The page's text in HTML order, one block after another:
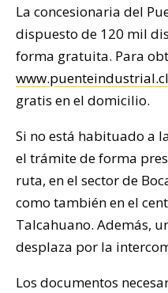
La concesionaria del
dispuesto de 120 mil
forma gratuita. Para
www.puenteindustrial.cl
gratis en el domicilio.
Si no está habituado a
el trámite de forma
ruta, en el sector de
como también en el
Talcahuano. Además,
desplaza por la
Los documentos